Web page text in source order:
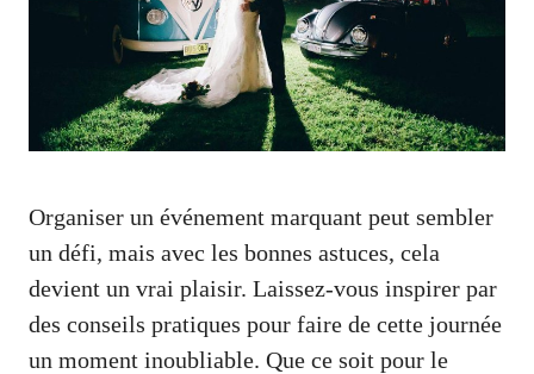
Organiser un événement marquant peut sembler
un défi, mais avec les bonnes astuces, cela
devient un vrai plaisir. Laissez-vous inspirer par
des conseils pratiques pour faire de cette journée
un moment inoubliable. Que ce soit pour le